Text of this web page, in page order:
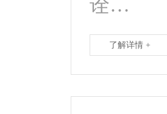
诠…
了解详情 +